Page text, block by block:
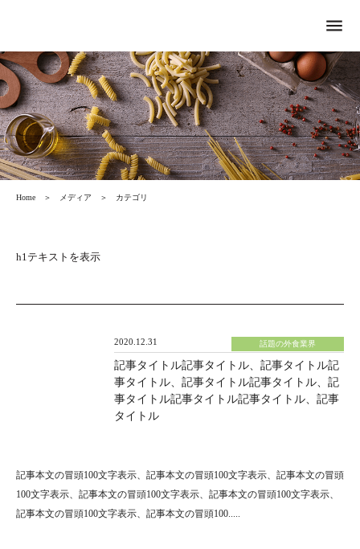
menu
Home ＞ メディア ＞ カテゴリ
h1テキストを表示
2020.12.31 話題の外食業界
記事タイトル記事タイトル、記事タイトル記
事タイトル、記事タイトル記事タイトル、記
事タイトル記事タイトル記事タイトル、記事
タイトル
記事本文の冒頭100文字表示、記事本文の冒頭100文字表示、記事本文の冒頭
100文字表示、記事本文の冒頭100文字表示、記事本文の冒頭100文字表示、
記事本文の冒頭100文字表示、記事本文の冒頭100.....